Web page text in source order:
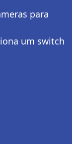
para
um switch